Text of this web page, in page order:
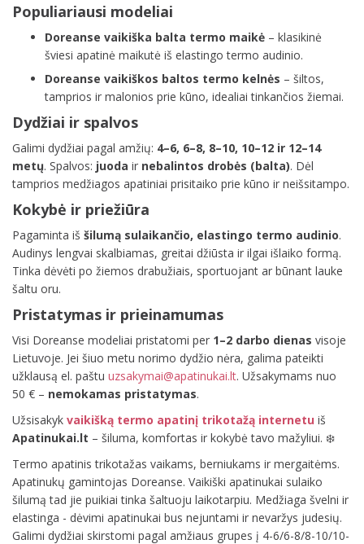
Populiariausi modeliai
Doreanse vaikiška balta termo maikė – klasikinė
šviesi apatinė maikutė iš elastingo termo audinio.
Doreanse vaikiškos baltos termo kelnės – šiltos,
tamprios ir malonios prie kūno, idealiai tinkančios žiemai.
Dydžiai ir spalvos
Galimi dydžiai pagal amžių: 4–6, 6–8, 8–10, 10–12 ir 12–14
metų. Spalvos: juoda ir nebalintos drobės (balta). Dėl
tamprios medžiagos apatiniai prisitaiko prie kūno ir neišsitampo.
Kokybė ir priežiūra
Pagaminta iš šilumą sulaikančio, elastingo termo audinio.
Audinys lengvai skalbiamas, greitai džiūsta ir ilgai išlaiko formą.
Tinka dėvėti po žiemos drabužiais, sportuojant ar būnant lauke
šaltu oru.
Pristatymas ir prieinamumas
Visi Doreanse modeliai pristatomi per 1–2 darbo dienas visoje
Lietuvoje. Jei šiuo metu norimo dydžio nėra, galima pateikti
užklausą el. paštu uzsakymai@apatinukai.lt. Užsakymams nuo
50 € – nemokamas pristatymas.
Užsisakyk vaikišką termo apatinį trikotažą internetu iš
Apatinukai.lt – šiluma, komfortas ir kokybė tavo mažyliui. ❄️
Termo apatinis trikotažas vaikams, berniukams ir mergaitėms.
Apatinukų gamintojas Doreanse. Vaikiški apatinukai sulaiko
šilumą tad jie puikiai tinka šaltuoju laikotarpiu. Medžiaga švelni ir
elastinga - dėvimi apatinukai bus nejuntami ir nevaržys judesių.
Galimi dydžiai skirstomi pagal amžiaus grupes į 4-6/6-8/8-10/10-